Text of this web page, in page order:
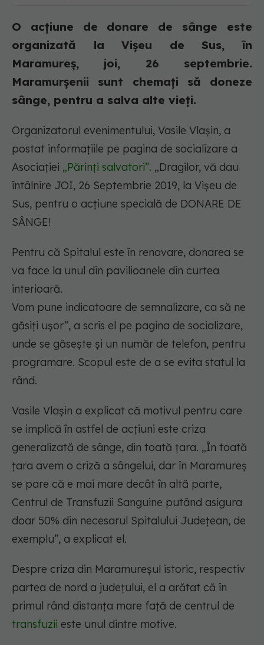
O acțiune de donare de sânge este
organizată la Vișeu de Sus, în
Maramureș, joi, 26 septembrie.
Maramurșenii sunt chemați să doneze
sânge, pentru a salva alte vieți.
Organizatorul evenimentului, Vasile Vlașin, a
postat informațiile pe pagina de socializare a
Asociației „Părinți salvatori”. „Dragilor, vă dau
întâlnire JOI, 26 Septembrie 2019, la Vișeu de
Sus, pentru o acțiune specială de DONARE DE
SÂNGE!
Pentru că Spitalul este în renovare, donarea se
va face la unul din pavilioanele din curtea
interioară.
Vom pune indicatoare de semnalizare, ca să ne
găsiți ușor”, a scris el pe pagina de socializare,
unde se găsește și un număr de telefon, pentru
programare. Scopul este de a se evita statul la
rând.
Vasile Vlașin a explicat că motivul pentru care
se implică în astfel de acțiuni este criza
generalizată de sânge, din toată țara. „În toată
țara avem o criză a sângelui, dar în Maramureș
se pare că e mai mare decât în altă parte,
Centrul de Transfuzii Sanguine putând asigura
doar 50% din necesarul Spitalului Județean, de
exemplu”, a explicat el.
Despre criza din Maramureșul istoric, respectiv
partea de nord a județului, el a arătat că în
primul rând distanța mare față de centrul de
transfuzii este unul dintre motive.